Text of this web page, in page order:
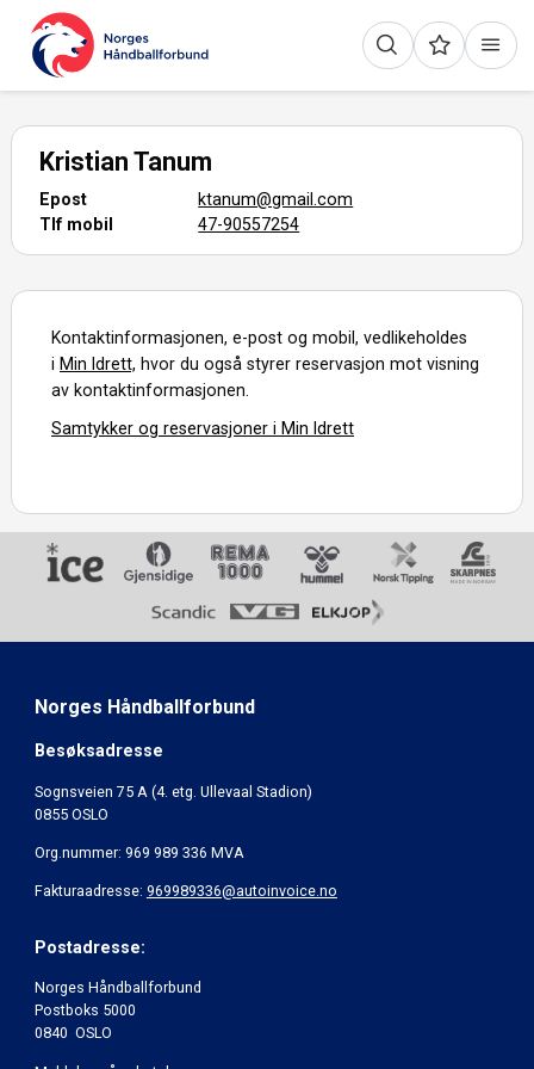
Kristian Tanum
Epost
ktanum@gmail.com
Tlf mobil
47-90557254
Kontaktinformasjonen, e-post og mobil, vedlikeholdes
i Min Idrett, hvor du også styrer reservasjon mot visning
av kontaktinformasjonen.
Samtykker og reservasjoner i Min Idrett
Norges Håndballforbund
Besøksadresse
Sognsveien 75 A (4. etg. Ullevaal Stadion)
0855 OSLO
Org.nummer: 969 989 336 MVA
Fakturaadresse: 969989336@autoinvoice.no
Postadresse:
Norges Håndballforbund
Postboks 5000
0840 OSLO